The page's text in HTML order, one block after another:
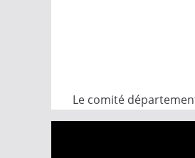
Le comité